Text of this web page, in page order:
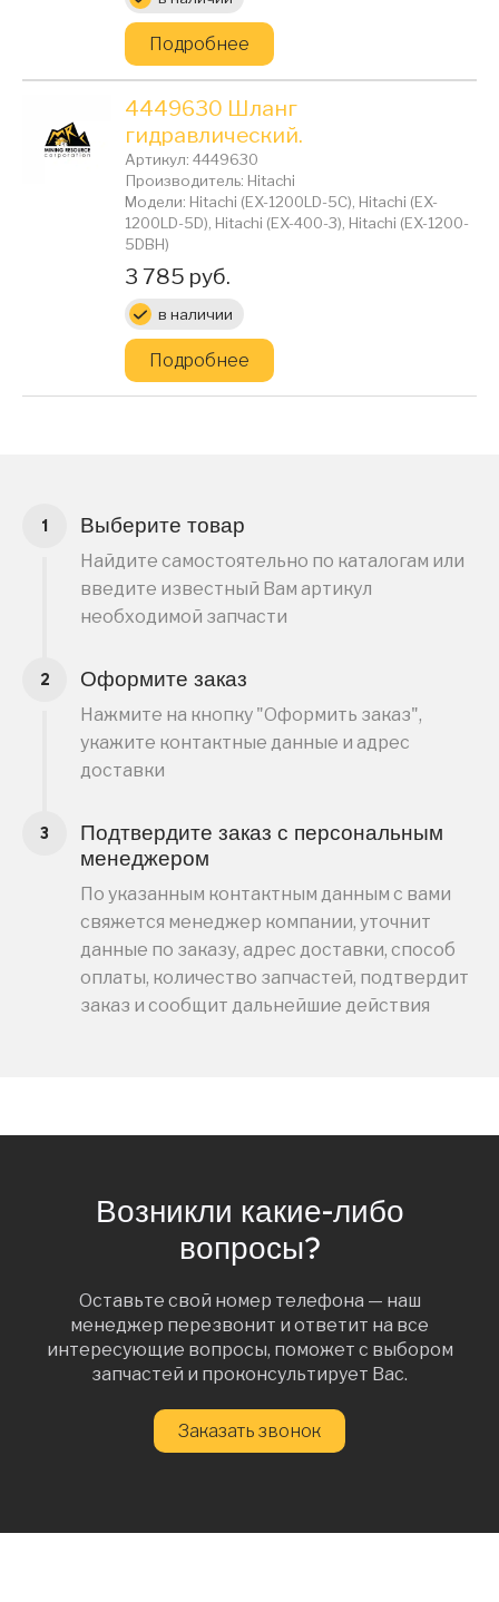
Подробнее
4449630 Шланг
гидравлический.
Артикул: 4449630
Производитель: Hitachi
Модели: Hitachi (EX-1200LD-5C), Hitachi (EX-
1200LD-5D), Hitachi (EX-400-3), Hitachi (EX-1200-
5DBH)
Цена:
3 785 руб.
в наличии
Подробнее
Выберите товар
Найдите самостоятельно по каталогам или
введите известный Вам артикул
необходимой запчасти
Оформите заказ
Нажмите на кнопку "Оформить заказ",
укажите контактные данные и адрес
доставки
Подтвердите заказ с персональным
менеджером
По указанным контактным данным с вами
свяжется менеджер компании, уточнит
данные по заказу, адрес доставки, способ
оплаты, количество запчастей, подтвердит
заказ и сообщит дальнейшие действия
Возникли какие-либо
вопросы?
Оставьте свой номер телефона — наш
менеджер перезвонит и ответит на все
интересующие вопросы, поможет с выбором
запчастей и проконсультирует Вас.
Заказать звонок